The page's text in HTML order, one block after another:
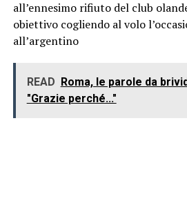
all’ennesimo rifiuto del club
obiettivo cogliendo al volo
all’argentino
READ Roma, le parole da
"Grazie perché..."